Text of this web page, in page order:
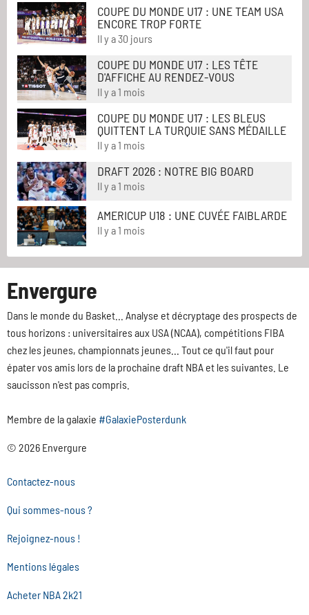
COUPE DU MONDE U17 : UNE TEAM USA
ENCORE TROP FORTE
Il y a 30 jours
COUPE DU MONDE U17 : LES TÊTE
D'AFFICHE AU RENDEZ-VOUS
Il y a 1 mois
COUPE DU MONDE U17 : LES BLEUS
QUITTENT LA TURQUIE SANS MÉDAILLE
Il y a 1 mois
DRAFT 2026 : NOTRE BIG BOARD
Il y a 1 mois
AMERICUP U18 : UNE CUVÉE FAIBLARDE
Il y a 1 mois
Envergure
Dans le monde du Basket... Analyse et décryptage des prospects de
tous horizons : universitaires aux USA (NCAA), compétitions FIBA
chez les jeunes, championnats jeunes... Tout ce qu'il faut pour
épater vos amis lors de la prochaine draft NBA et les suivantes. Le
saucisson n'est pas compris.
Membre de la galaxie #GalaxiePosterdunk
© 2026 Envergure
Contactez-nous
Qui sommes-nous ?
Rejoignez-nous !
Mentions légales
Acheter NBA 2k21